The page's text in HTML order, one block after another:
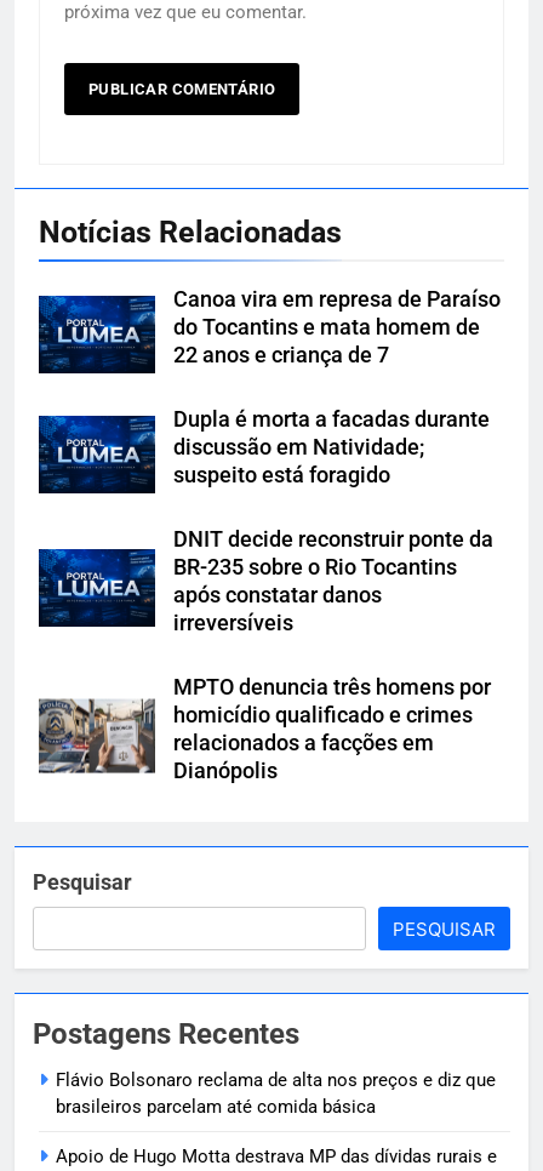
próxima vez que eu comentar.
Notícias Relacionadas
Canoa vira em represa de Paraíso
do Tocantins e mata homem de
22 anos e criança de 7
Dupla é morta a facadas durante
discussão em Natividade;
suspeito está foragido
DNIT decide reconstruir ponte da
BR-235 sobre o Rio Tocantins
após constatar danos
irreversíveis
MPTO denuncia três homens por
homicídio qualificado e crimes
relacionados a facções em
Dianópolis
Pesquisar
PESQUISAR
Postagens Recentes
Flávio Bolsonaro reclama de alta nos preços e diz que
brasileiros parcelam até comida básica
Apoio de Hugo Motta destrava MP das dívidas rurais e